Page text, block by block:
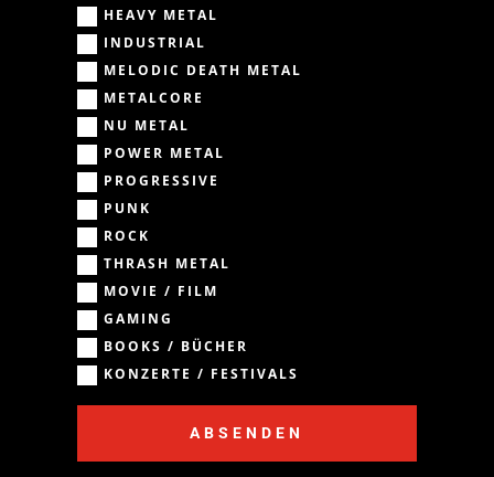
HEAVY METAL
INDUSTRIAL
MELODIC DEATH METAL
METALCORE
NU METAL
POWER METAL
PROGRESSIVE
PUNK
ROCK
THRASH METAL
MOVIE / FILM
GAMING
BOOKS / BÜCHER
KONZERTE / FESTIVALS
ABSENDEN